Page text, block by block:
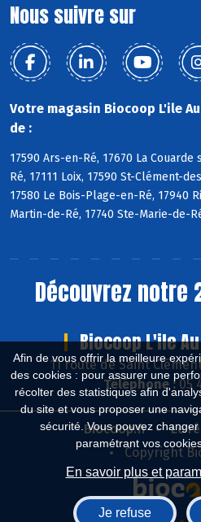
Afin de vous offrir la meilleure
des cookies : pour assurer une
récolter des statistiques afin
du site et vous proposer une
sécurité. Vous pouvez
paramétrant vos
En savoir plus et
Je refuse
Nous suivre sur
Votre magasin Biocoop L'ile
de :
17590 Ars-en-Ré, 17670 La
Ré, 17111 Loix, 17590 St-Clément-
17580 Le Bois-Plage-en-Ré, 17940
Martin-de-Ré, 17740 Ste-Marie-de-
Découvrez notre
Biocoop L'ile
11 route de Saint
Téléphone :05
Biocoop.fr
Le
Copyright